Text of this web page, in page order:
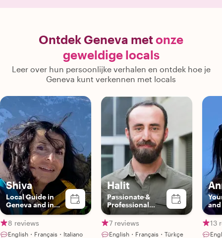
Ontdek Geneva metonze
geweldige locals
Leer over hun persoonlijke verhalen en ontdek hoe je
Geneva kunt verkennen met locals
Shiva
Local Guide in
Geneva and in
Switzerland
8 reviews
English・Français・Italiano
Halit
Passionate &
Professional
Switzerland
Guide
7 reviews
English・Français・Türkçe
13